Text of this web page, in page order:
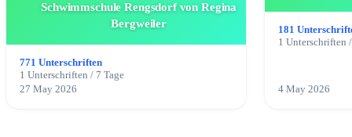
Schwimmschule Rengsdorf von Regina
Bergweiler
771 Unterschriften
1 Unterschriften / 7 Tage
27 May 2026
181
1 Unterschriften
4 May 2026